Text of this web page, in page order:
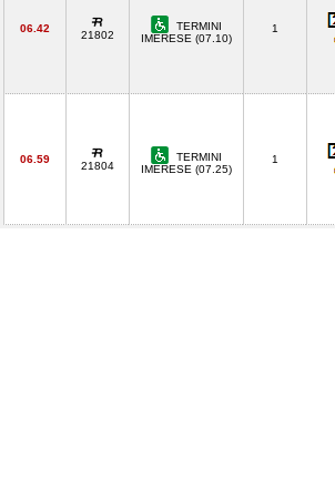
06.42
21802
TERMINI
IMERESE (07.10)
1
06.59
21804
TERMINI
IMERESE (07.25)
1